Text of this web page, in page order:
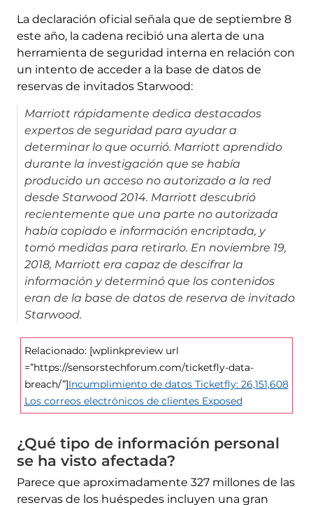
La declaración oficial señala que de septiembre 8
este año, la cadena recibió una alerta de una
herramienta de seguridad interna en relación con
un intento de acceder a la base de datos de
reservas de invitados Starwood:
Marriott rápidamente dedica destacados
expertos de seguridad para ayudar a
determinar lo que ocurrió. Marriott aprendido
durante la investigación que se había
producido un acceso no autorizado a la red
desde Starwood 2014. Marriott descubrió
recientemente que una parte no autorizada
había copiado e información encriptada, y
tomó medidas para retirarlo. En noviembre 19,
2018, Marriott era capaz de descifrar la
información y determinó que los contenidos
eran de la base de datos de reserva de invitado
Starwood.
Relacionado: [wplinkpreview url
=”https://sensorstechforum.com/ticketfly-data-
breach/”]Incumplimiento de datos Ticketfly: 26,151,608
Los correos electrónicos de clientes Exposed
¿Qué tipo de información personal
se ha visto afectada?
Parece que aproximadamente 327 millones de las
reservas de los huéspedes incluyen una gran